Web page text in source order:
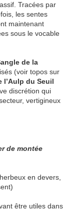
Tracées par
les sentes
maintenant
sous le vocable
de la
(voir topos sur
l’Aulp du Seuil
discrétion qui
vertigineux
de montée
en devers,
être utiles dans